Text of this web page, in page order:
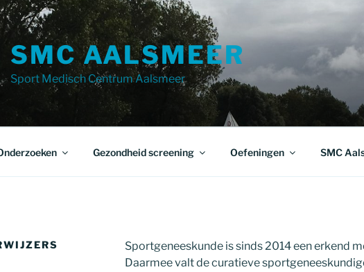
SMC AALSMEER
Sport Medisch Centrum Aalsmeer
Gezondheid screening Oefeningen SMC
Sportgeneeskunde is sinds 2014 een erkend
Daarmee valt de curatieve